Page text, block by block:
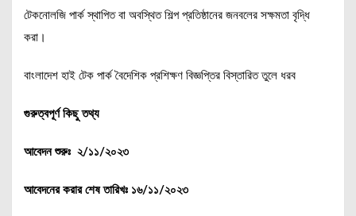
টেকনোলজি পার্ক স্থাপিত বা অবস্থিত শিল্প প্রতিষ্ঠানের জনবলের সক্ষমতা বৃদ্ধি
করা।
বাংলাদেশ হাই টেক পার্ক বৈদেশিক প্রশিক্ষণ বিজ্ঞপ্তির বিস্তারিত তুলে ধরব
গুরুত্বপূর্ণ কিছু তথ্য
আবেদন শুরুঃ ২/১১/২০২৩
আবেদনের করার শেষ তারিখঃ ১৬/১১/২০২৩